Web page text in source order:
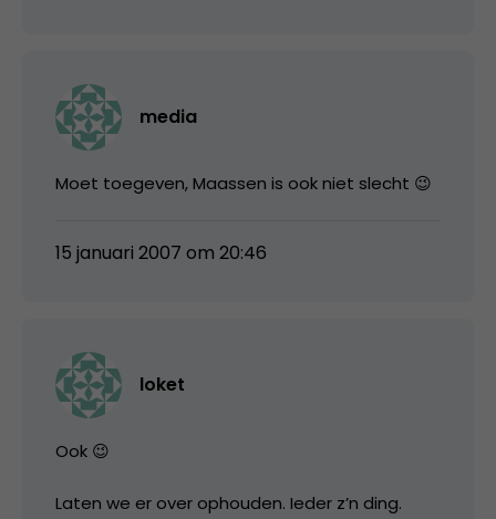
media
Moet toegeven, Maassen is ook niet slecht 😉
15 januari 2007 om 20:46
loket
Ook 😉
Laten we er over ophouden. Ieder z’n ding.